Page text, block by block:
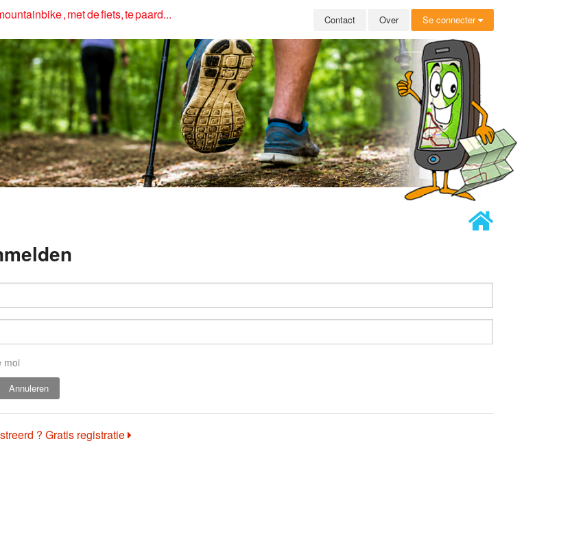
, met de fiets, te paard... Contact Over Se connecter
moi
Annuleren
? Gratis registratie